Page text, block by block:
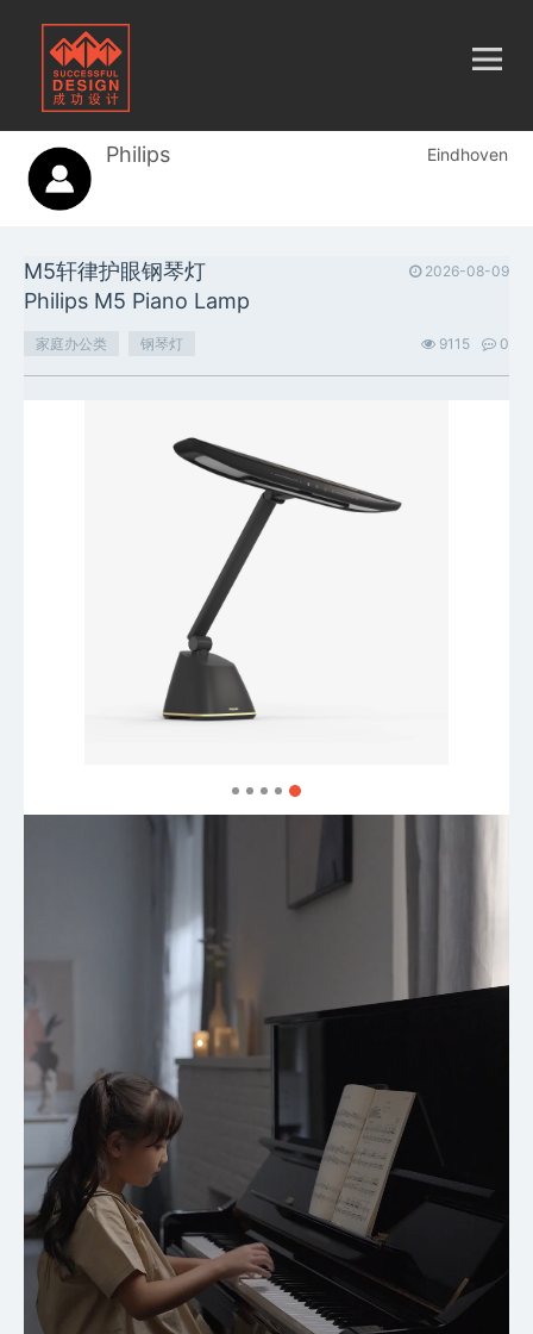
Philips Eindhoven
M5轩律护眼钢琴灯 2026-08-09
Philips M5 Piano Lamp
家庭办公类 钢琴灯 0
9115